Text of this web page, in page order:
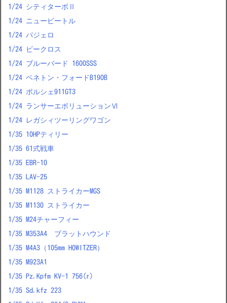
1/24 シティターボⅡ
1/24 ニュービートル
1/24 パジェロ
1/24 ビークロス
1/24 ブルーバード 1600SSS
1/24 ベネトン・フォードB190B
1/24 ポルシェ911GT3
1/24 ランサーエボリューションⅥ
1/24 レガシィツーリングワゴン
1/35 10HPティリー
1/35 61式戦車
1/35 EBR-10
1/35 LAV-25
1/35 M1128 ストライカーMGS
1/35 M1130 ストライカー
1/35 M24チャーフィー
1/35 M353A4 ブラットハウンド
1/35 M4A3（105mm HOWITZER）
1/35 M923A1
1/35 Pz.Kpfm KV-1 756(r)
1/35 Sd.kfz 223